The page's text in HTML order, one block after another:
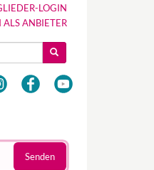
LOGIN
ALS ANBIETER
Senden